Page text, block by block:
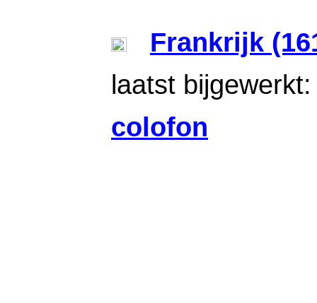
Frankrijk
laatst
colofon